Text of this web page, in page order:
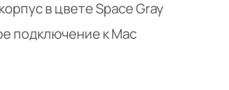
в цвете Space Gray
подключение к Mac